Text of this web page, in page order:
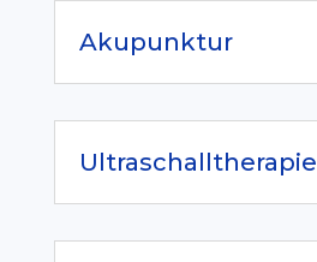
Akupunktur
Ultraschalltherapie